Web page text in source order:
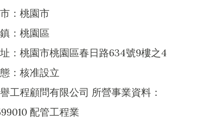
：桃園市
：桃園區
：桃園市桃園區春日路634號9樓之4
：核准設立
工程顧問有限公司 所營事業資料：
配管工程業